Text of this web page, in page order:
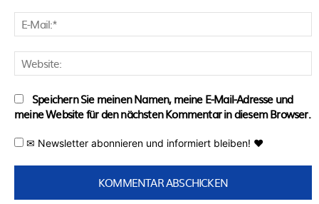
Speichern Sie meinen Namen, meine E-Mail-Adresse und
meine Website für den nächsten Kommentar in diesem Browser.
✉ Newsletter abonnieren und informiert bleiben! ♥